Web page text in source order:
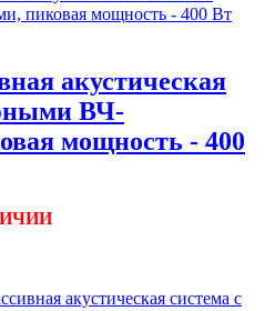
акустическая
ВЧ-
мощность - 400